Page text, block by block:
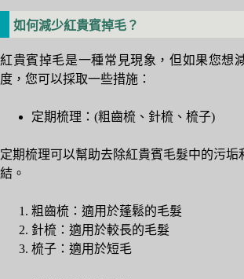
如何減少紅貴賓掉毛？
紅貴賓掉毛是一種常見現象，但如果您想
度，您可以採取一些措施：
定期梳理：(粗齒梳、針梳、梳子)
定期梳理可以幫助去除紅貴賓毛髮中的污垢
結。
粗齒梳：適用於蓬鬆的毛髮
針梳：適用於較長的毛髮
梳子：適用於短毛